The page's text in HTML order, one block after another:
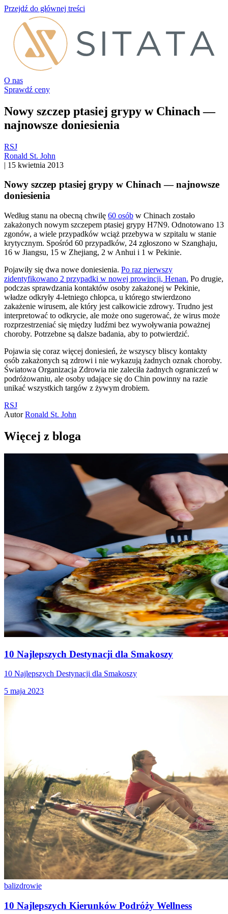
Przejdź do głównej treści
O nas
Sprawdź ceny
Nowy szczep ptasiej grypy w Chinach —
najnowsze doniesienia
RSJ
Ronald St. John
| 15 kwietnia 2013
Nowy szczep ptasiej grypy w Chinach — najnowsze
doniesienia
Według stanu na obecną chwilę 60 osób w Chinach zostało
zakażonych nowym szczepem ptasiej grypy H7N9. Odnotowano 13
zgonów, a wiele przypadków wciąż przebywa w szpitalu w stanie
krytycznym. Spośród 60 przypadków, 24 zgłoszono w Szanghaju,
16 w Jiangsu, 15 w Zhejiang, 2 w Anhui i 1 w Pekinie.
Pojawiły się dwa nowe doniesienia. Po raz pierwszy
zidentyfikowano 2 przypadki w nowej prowincji, Henan. Po drugie,
podczas sprawdzania kontaktów osoby zakażonej w Pekinie,
władze odkryły 4-letniego chłopca, u którego stwierdzono
zakażenie wirusem, ale który jest całkowicie zdrowy. Trudno jest
interpretować to odkrycie, ale może ono sugerować, że wirus może
rozprzestrzeniać się między ludźmi bez wywoływania poważnej
choroby. Potrzebne są dalsze badania, aby to potwierdzić.
Pojawia się coraz więcej doniesień, że wszyscy bliscy kontakty
osób zakażonych są zdrowi i nie wykazują żadnych oznak choroby.
Światowa Organizacja Zdrowia nie zaleciła żadnych ograniczeń w
podróżowaniu, ale osoby udające się do Chin powinny na razie
unikać wszystkich targów z żywym drobiem.
RSJ
Autor Ronald St. John
Więcej z bloga
10 Najlepszych Destynacji dla Smakoszy
10 Najlepszych Destynacji dla Smakoszy
5 maja 2023
balizdrowie
10 Najlepszych Kierunków Podróży Wellness